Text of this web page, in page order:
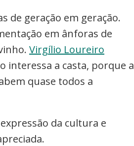
de geração em geração.
em ânforas de
Virgílio Loureiro
interessa a casta, porque a
quase todos a
da cultura e